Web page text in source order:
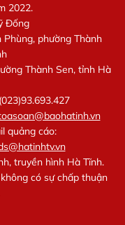
2022.
Đống
phường Thành
Thành Sen, tỉnh Hà
quảng cáo:
truyền hình Hà Tĩnh.
có sự chấp thuận